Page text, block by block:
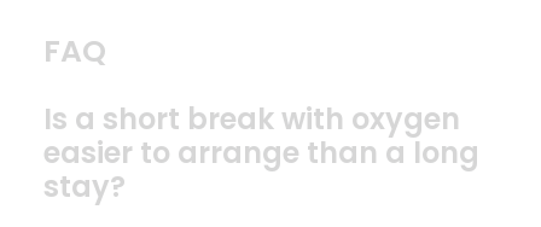
FAQ
Is a short break with oxygen
easier to arrange than a long
stay?